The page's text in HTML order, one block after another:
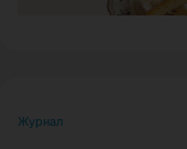
Журнал